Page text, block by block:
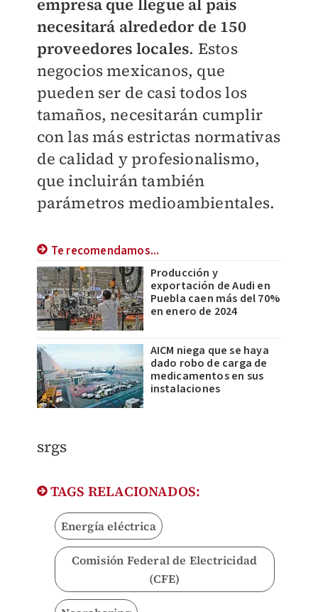
empresa que llegue al país
necesitará alrededor de 150
proveedores locales. Estos
negocios mexicanos, que
pueden ser de casi todos los
tamaños, necesitarán cumplir
con las más estrictas normativas
de calidad y profesionalismo,
que incluirán también
parámetros medioambientales.
Te recomendamos...
Producción y
exportación de Audi en
Puebla caen más del 70%
en enero de 2024
AICM niega que se haya
dado robo de carga de
medicamentos en sus
instalaciones
srgs
TAGS RELACIONADOS:
Energía eléctrica
Comisión Federal de Electricidad
(CFE)